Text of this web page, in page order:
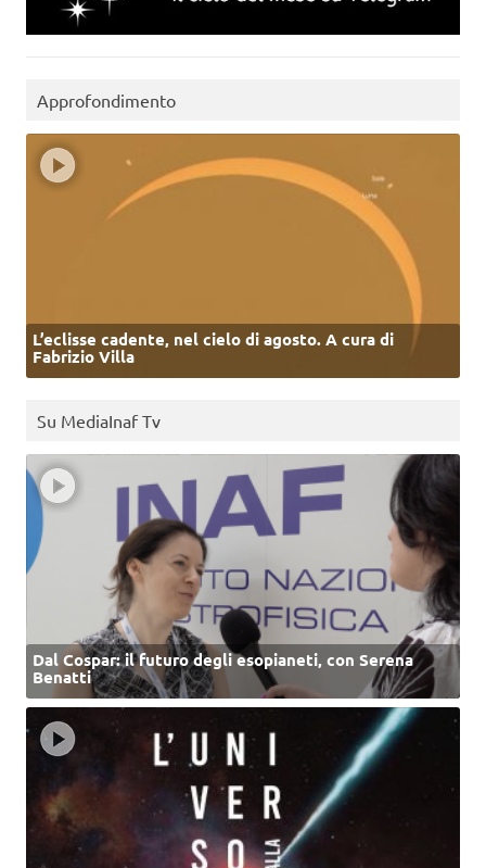
Approfondimento
L’eclisse cadente, nel cielo di agosto. A cura di
Fabrizio Villa
Su MediaInaf Tv
Dal Cospar: il futuro degli esopianeti, con Serena
Benatti